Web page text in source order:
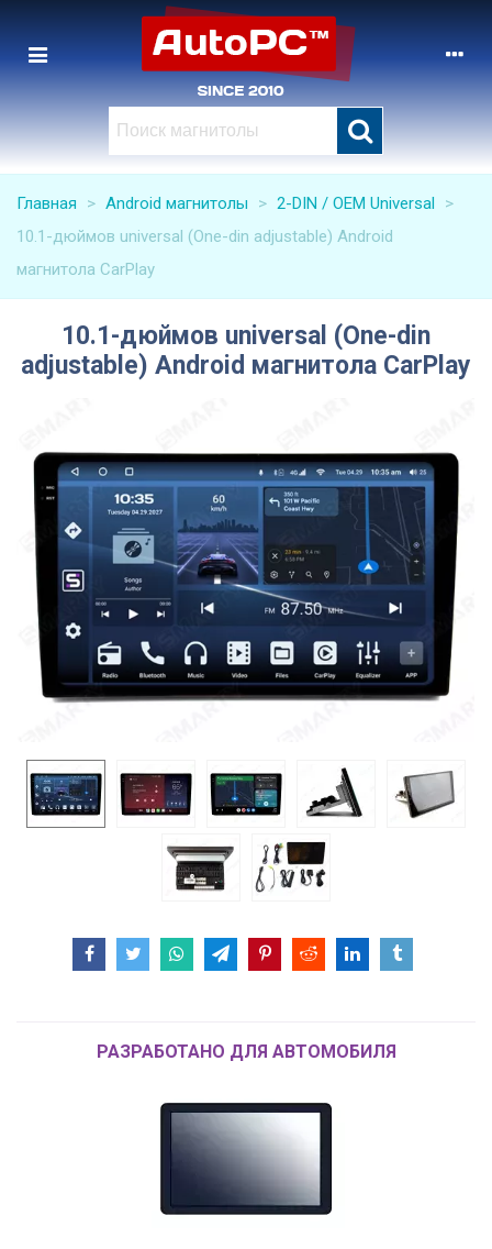
Главная > Android магнитолы > 2-DIN / OEM Universal
>
10.1-дюймов universal (One-din adjustable) Android
магнитола CarPlay
10.1-дюймов universal (One-din
adjustable) Android магнитола CarPlay
РАЗРАБОТАНО ДЛЯ АВТОМОБИЛЯ